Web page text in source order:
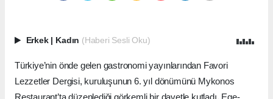
Erkek Kadın (Haberi Sesli Oku)
Türkiye’nin önde gelen gastronomi yayınlarından Favori
Lezzetler Dergisi, kuruluşunun 6. yıl dönümünü Mykonos